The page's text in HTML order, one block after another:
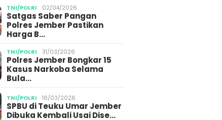
TNI/POLRI 02/04/2026
Satgas Saber Pangan
Polres Jember Pastikan
Harga B…
TNI/POLRI 31/03/2026
Polres Jember Bongkar 15
Kasus Narkoba Selama
Bula…
TNI/POLRI 16/03/2026
SPBU di Teuku Umar Jember
Dibuka Kembali Usai Dise…